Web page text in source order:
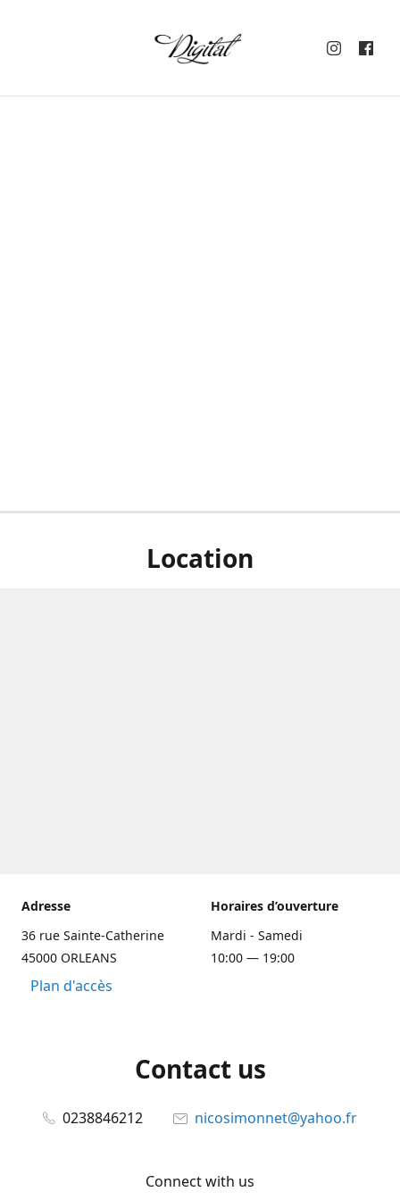
Location
Adresse
36 rue Sainte-Catherine
45000 ORLEANS
Plan d'accès
Horaires d’ouverture
Mardi - Samedi
10:00 — 19:00
Contact us
0238846212 nicosimonnet@yahoo.fr
Connect with us